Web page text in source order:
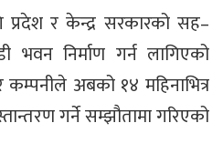
प्रदेश र केन्द्र सरकारको सह–
भवन निर्माण गर्न लागिएको
अबको १४ महिनाभित्र
गर्ने सम्झौतामा गरिएको